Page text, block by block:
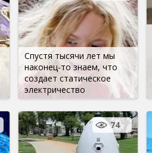
Спустя тысячи лет мы
наконец-то знаем, что
создает статическое
электричество
74